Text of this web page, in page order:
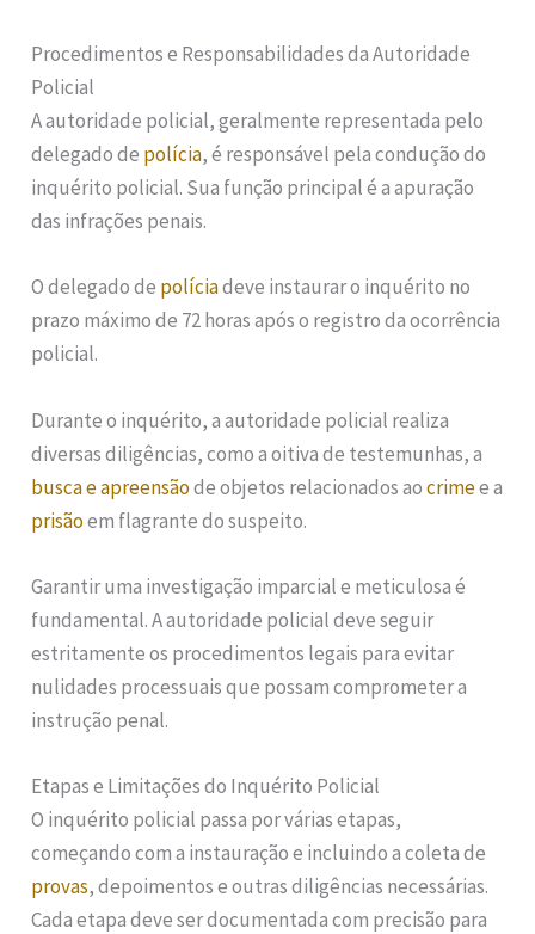
Procedimentos e Responsabilidades da Autoridade
Policial
A autoridade policial, geralmente representada pelo
delegado de polícia, é responsável pela condução do
inquérito policial. Sua função principal é a apuração
das infrações penais.
O delegado de políciadeve instaurar o inquérito no
prazo máximo de 72 horas após o registro da ocorrência
policial.
Durante o inquérito, a autoridade policial realiza
diversas diligências, como a oitiva de testemunhas, a
busca e apreensãode objetos relacionados aocrimee a
prisãoem flagrante do suspeito.
Garantir uma investigação imparcial e meticulosa é
fundamental. A autoridade policial deve seguir
estritamente os procedimentos legais para evitar
nulidades processuais que possam comprometer a
instrução penal.
Etapas e Limitações do Inquérito Policial
O inquérito policial passa por várias etapas,
começando com a instauração e incluindo a coleta de
provas, depoimentos e outras diligências necessárias.
Cada etapa deve ser documentada com precisão para